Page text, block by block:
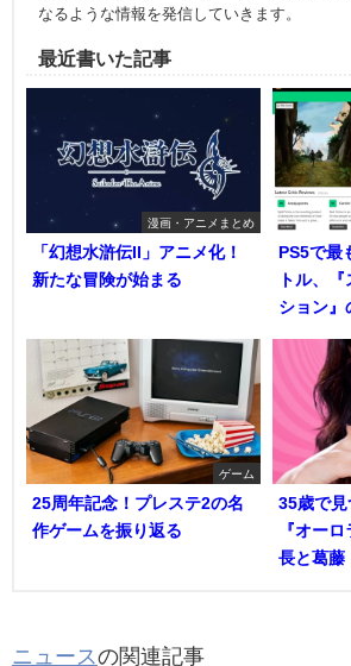
なるような情報を発信していきます。
最近書いた記事
漫画・アニメまとめ
「幻想水滸伝II」アニメ化！
新たな冒険が始まる
PS5で最
トル、
ション』
ゲーム
25周年記念！プレステ2の名
作ゲームを振り返る
35歳で見
『オー
長と葛藤
ニュース の関連記事